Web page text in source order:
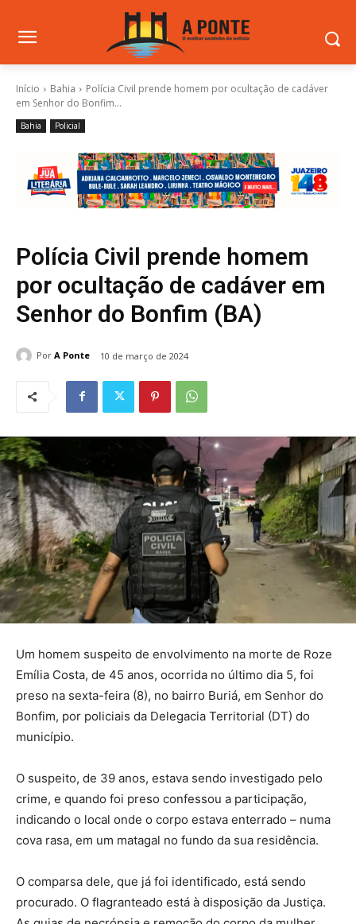
Início Bahia
Polícia Civil prende homem por ocultação de cadáver
em Senhor do Bonfim...
Bahia Policial
Polícia Civil prende homem
por ocultação de cadáver em
Senhor do Bonfim (BA)
Por A Ponte 10 de março de 2024
Um homem suspeito de envolvimento na morte de Roze
Emília Costa, de 45 anos, ocorrida no último dia 5, foi
preso na sexta-feira (8), no bairro Buriá, em Senhor do
Bonfim, por policiais da Delegacia Territorial (DT) do
município.
O suspeito, de 39 anos, estava sendo investigado pelo
crime, e quando foi preso confessou a participação,
indicando o local onde o corpo estava enterrado – numa
cova rasa, em um matagal no fundo da sua residência.
O comparsa dele, que já foi identificado, está sendo
procurado. O flagranteado está à disposição da Justiça.